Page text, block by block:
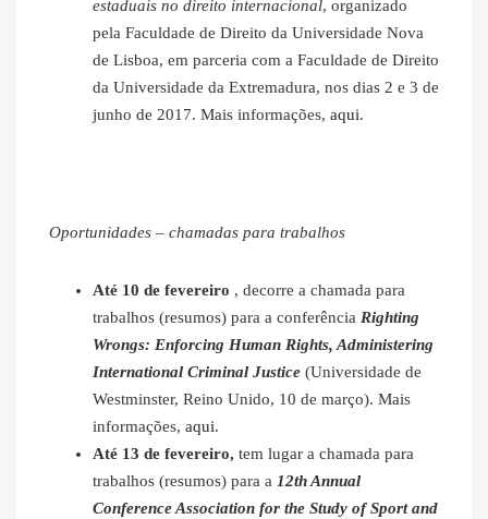
estaduais no direito internacional, organizado
pela Faculdade de Direito da Universidade Nova
de Lisboa, em parceria com a Faculdade de Direito
da Universidade da Extremadura, nos dias 2 e 3 de
junho de 2017. Mais informações, aqui.
Oportunidades – chamadas para trabalhos
Até 10 de fevereiro , decorre a chamada para
trabalhos (resumos) para a conferência Righting
Wrongs: Enforcing Human Rights, Administering
International Criminal Justice (Universidade de
Westminster, Reino Unido, 10 de março). Mais
informações, aqui.
Até 13 de fevereiro, tem lugar a chamada para
trabalhos (resumos) para a 12th Annual
Conference Association for the Study of Sport and